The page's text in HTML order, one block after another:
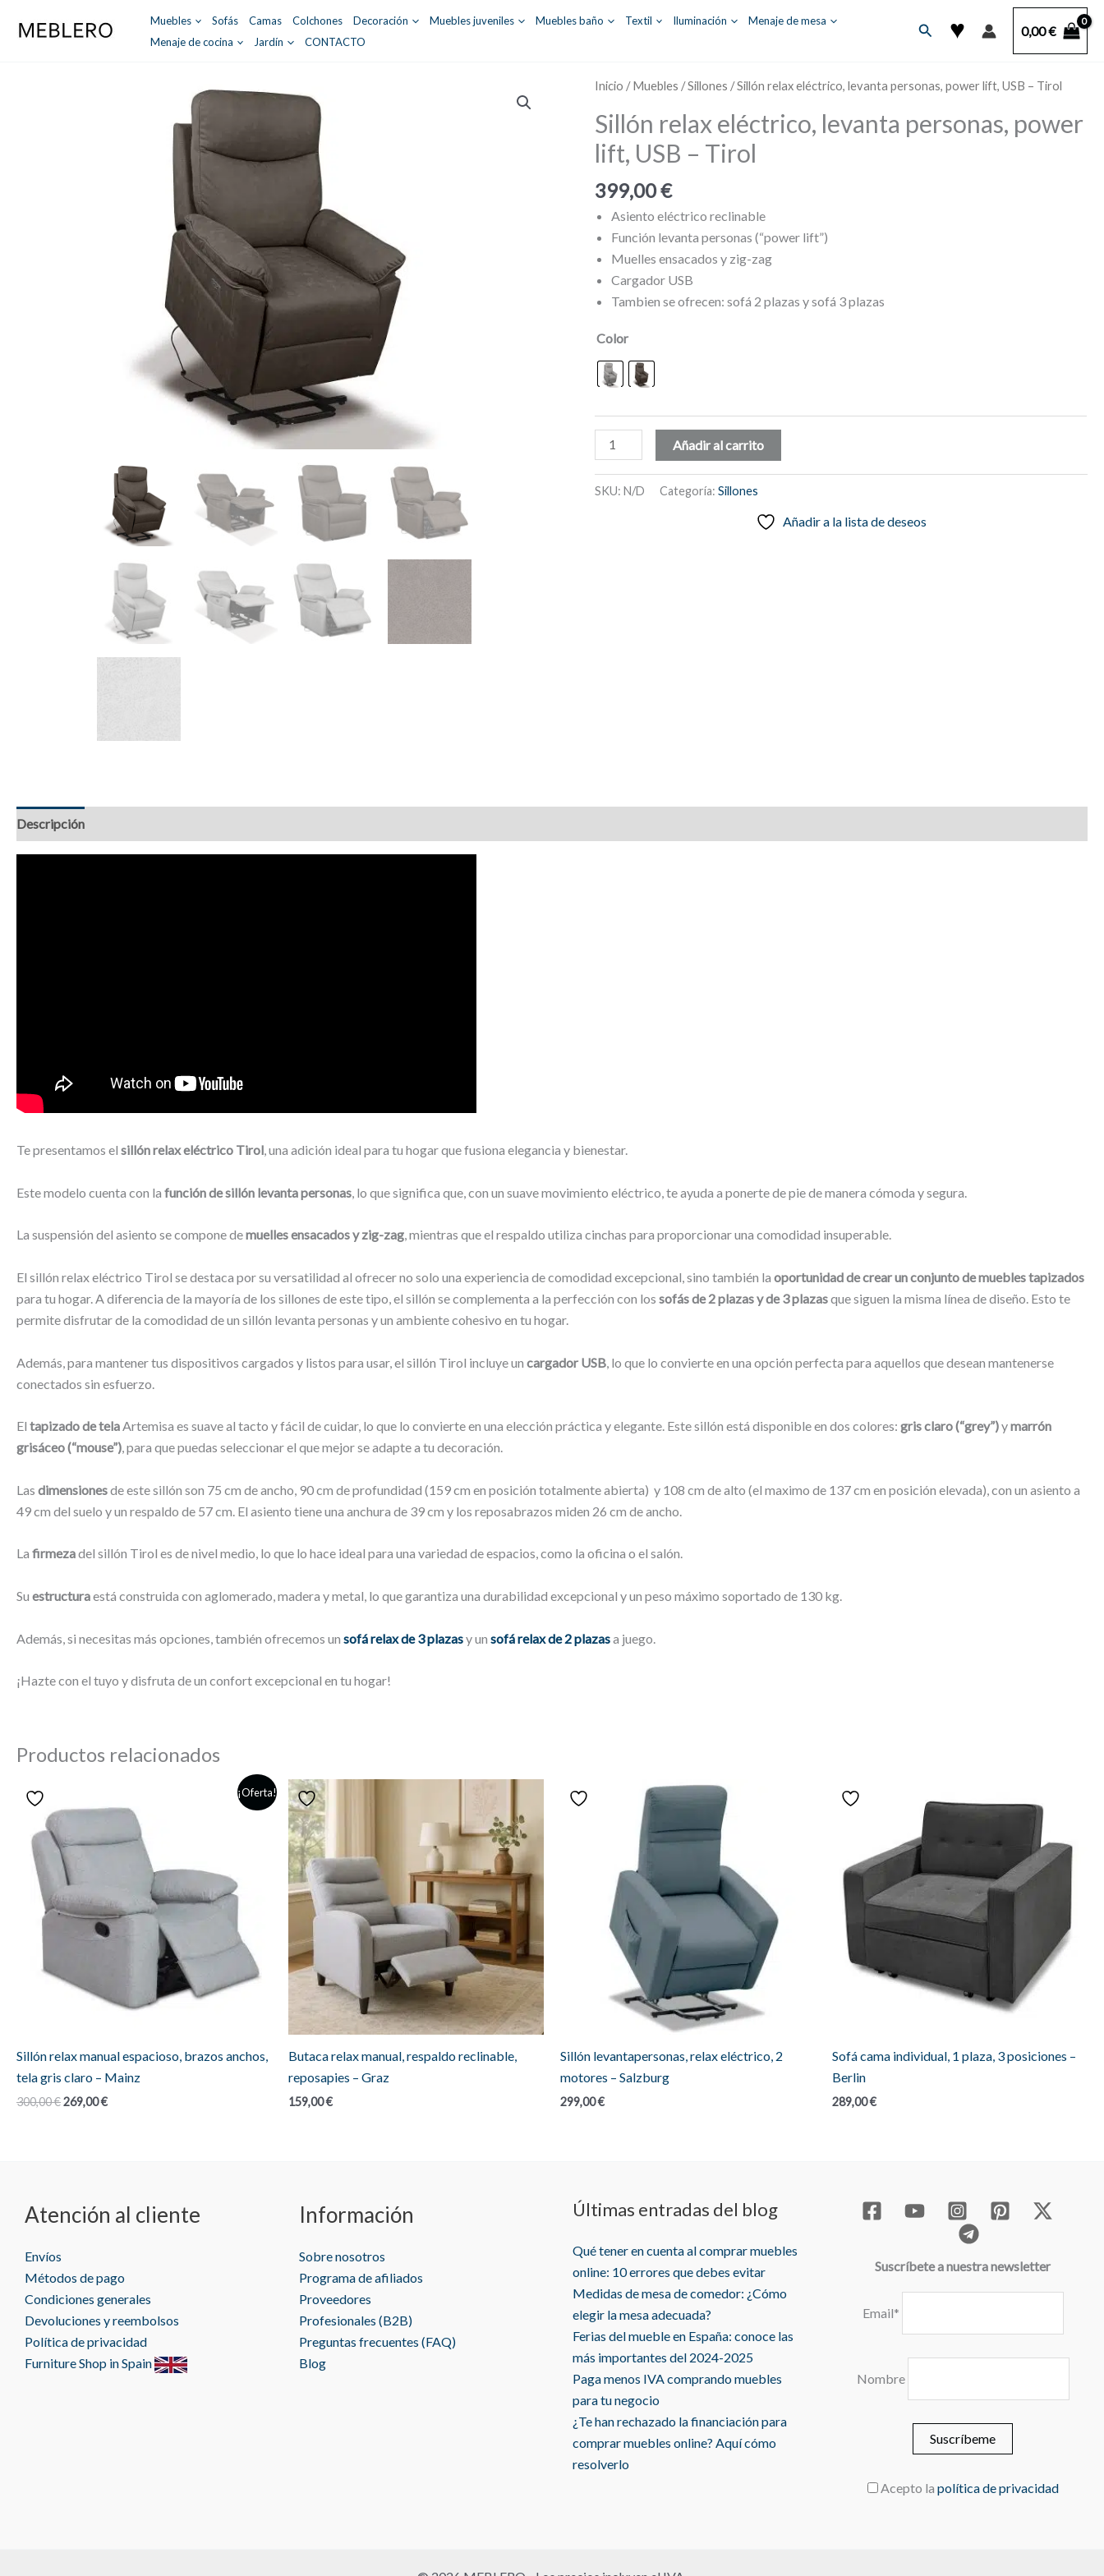
Muebles Sofás Camas Colchones Decoración Muebles juveniles Muebles baño Textil Iluminación
Menaje de mesa
Menaje de cocina
Jardín CONTACTO
Buscar
♥ 0,00€
Inicio /Muebles /Sillones / Sillón relax eléctrico, levanta personas, power lift, USB – Tirol
Sillón relax eléctrico, levanta personas, power
lift, USB – Tirol
399,00€
Asiento eléctrico reclinable
Función levanta personas (“power lift”)
Muelles ensacados y zig-zag
Cargador USB
Tambien se ofrecen: sofá 2 plazas y sofá 3 plazas
Color
Sillón
relax
Añadir al carrito
SKU:N/D Categoría:Sillones
Añadir a la lista de deseos
Descripción
Te presentamos el sillón relax eléctrico Tirol, una adición ideal para tu hogar que fusiona elegancia y bienestar.
Este modelo cuenta con la función de sillón levanta personas, lo que significa que, con un suave movimiento eléctrico, te ayuda a ponerte de pie de manera cómoda y segura.
La suspensión del asiento se compone demuelles ensacados y zig-zag, mientras que el respaldo utiliza cinchas para proporcionar una comodidad insuperable.
El sillón relax eléctrico Tirol se destaca por su versatilidad al ofrecer no solo una experiencia de comodidad excepcional, sino también la oportunidad de crear un conjunto de muebles tapizados
para tu hogar. A diferencia de la mayoría de los sillones de este tipo, el sillón se complementa a la perfección con los sofás de 2 plazas y de 3 plazasque siguen la misma línea de diseño. Esto te
permite disfrutar de la comodidad de un sillón levanta personas y un ambiente cohesivo en tu hogar.
Además, para mantener tus dispositivos cargados y listos para usar, el sillón Tirol incluye un cargador USB , lo que lo convierte en una opción perfecta para aquellos que desean mantenerse
conectados sin esfuerzo.
El tapizado de telaArtemisa es suave al tacto y fácil de cuidar, lo que lo convierte en una elección práctica y elegante. Este sillón está disponible en dos colores: gris claro (“grey”)ymarrón
grisáceo (“mouse”), para que puedas seleccionar el que mejor se adapte a tu decoración.
Las dimensionesde este sillón son 75 cm de ancho, 90 cm de profundidad (159 cm en posición totalmente abierta) y 108 cm de alto (el maximo de 137 cm en posición elevada), con un asiento a
49 cm del suelo y un respaldo de 57 cm. El asiento tiene una anchura de 39 cm y los reposabrazos miden 26 cm de ancho.
La firmezadel sillón Tirol es de nivel medio, lo que lo hace ideal para una variedad de espacios, como la oficina o el salón.
Su estructuraestá construida con aglomerado, madera y metal, lo que garantiza una durabilidad excepcional y un peso máximo soportado de 130 kg.
Además, si necesitas más opciones, también ofrecemos un sofá relax de 3 plazasy un sofá relax de 2 plazasa juego.
¡Hazte con el tuyo y disfruta de un confort excepcional en tu hogar!
Productos relacionados
¡Oferta!
Sillón relax manual espacioso, brazos anchos,
tela gris claro – Mainz
300,00€El
269,00€El
Butaca relax manual, respaldo reclinable,
reposapies – Graz
159,00€
Sillón levantapersonas, relax eléctrico, 2
motores – Salzburg
299,00€
Sofá cama individual, 1 plaza, 3 posiciones –
Berlin
289,00€
Atención al cliente
Envíos
Métodos de pago
Condiciones generales
Devoluciones y reembolsos
Política de privacidad
Furniture Shop in Spain
Información
Sobre nosotros
Programa de afiliados
Proveedores
Profesionales (B2B)
Preguntas frecuentes (FAQ)
Blog
Últimas entradas del blog
Qué tener en cuenta al comprar muebles
online: 10 errores que debes evitar
Medidas de mesa de comedor: ¿Cómo
elegir la mesa adecuada?
Ferias del mueble en España: conoce las
más importantes del 2024-2025
Paga menos IVA comprando muebles
para tu negocio
¿Te han rechazado la financiación para
comprar muebles online? Aquí cómo
resolverlo
Suscríbete a nuestra newsletter
Email*
Nombre
Acepto la política de privacidad